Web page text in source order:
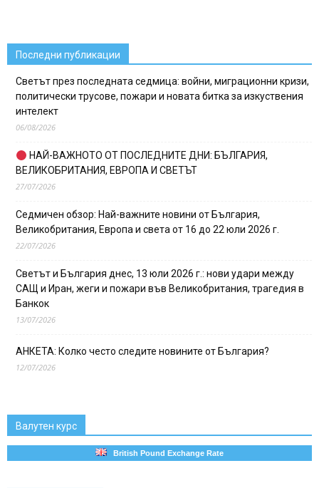
Последни публикации
Светът през последната седмица: войни, миграционни кризи,
политически трусове, пожари и новата битка за изкуствения
интелект
06/08/2026
НАЙ-ВАЖНОТО ОТ ПОСЛЕДНИТЕ ДНИ: БЪЛГАРИЯ,
ВЕЛИКОБРИТАНИЯ, ЕВРОПА И СВЕТЪТ
27/07/2026
Седмичен обзор: Най-важните новини от България,
Великобритания, Европа и света от 16 до 22 юли 2026 г.
22/07/2026
Светът и България днес, 13 юли 2026 г.: нови удари между
САЩ и Иран, жеги и пожари във Великобритания, трагедия в
Банкок
13/07/2026
АНКЕТА: Колко често следите новините от България?
12/07/2026
Валутен курс
British Pound Exchange Rate